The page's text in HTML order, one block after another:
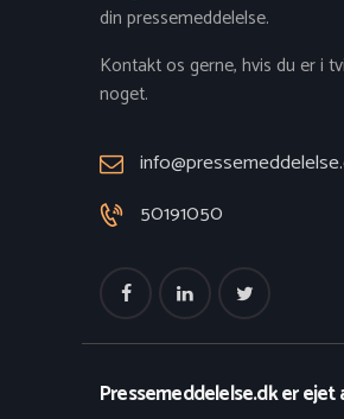
din pressemeddelelse.
Kontakt os gerne, hvis du er i
noget.
50191050
Pressemeddelelse.dk er ejet